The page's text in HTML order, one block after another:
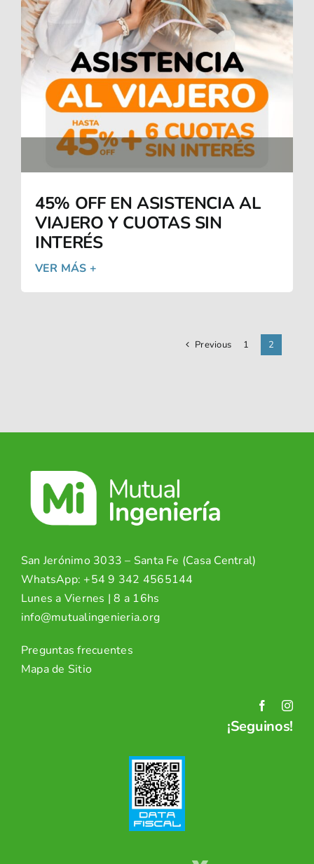
45% OFF EN ASISTENCIA AL
VIAJERO Y CUOTAS SIN
INTERÉS
VER MÁS +
Previous 1 2
San Jerónimo 3033 – Santa Fe (Casa Central)
WhatsApp: +54 9 342 4565144
Lunes a Viernes | 8 a 16hs
info@mutualingenieria.org
Preguntas frecuentes
Mapa de Sitio
¡Seguinos!